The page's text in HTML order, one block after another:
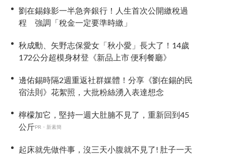
劉在錫錄影一半急奔銀行！人生首次公開繳稅過
程 強調「稅金一定要準時繳」
秋成勳、矢野志保愛女「秋小愛」長大了！14歲
172公分超模身材登《新品上市 便利餐廳》
邊佑錫時隔2週重返社群媒體！分享《劉在錫的民
宿法則》花絮照，大批粉絲湧入表達想念
檸檬加它，堅持一週大肚腩不見了，重新回到45
公斤PR・新素簡
起床就先做件事，沒三天小腹就不見了! 肚子一天